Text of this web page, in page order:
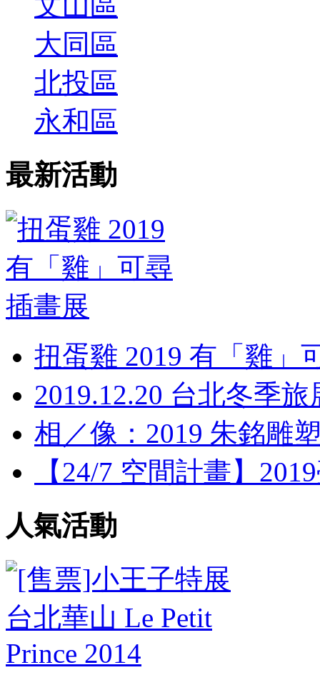
大同區
北投區
永和區
最新活動
扭蛋雞 2019 有「雞」
2019.12.20 台北冬季旅
相／像：2019 朱銘雕
【24/7 空間計畫】
人氣活動